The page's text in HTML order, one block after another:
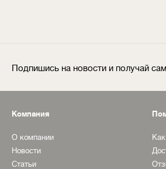
Подпишись на новости и получай
Компания
О компании
Новости
Статьи